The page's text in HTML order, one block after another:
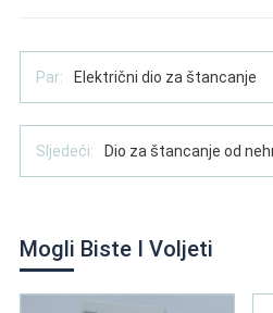
Par: Električni dio za štancanje
Sljedeći: Dio za štancanje od
Mogli Biste I Voljeti